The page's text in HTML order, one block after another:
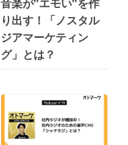
り出す！「ノスタル
ジアマーケティン
グ」とは？